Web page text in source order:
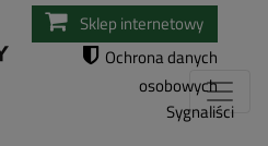
Przejdź
do
Sklep internetowy
Ochrona danych
osobowych
Sygnaliści